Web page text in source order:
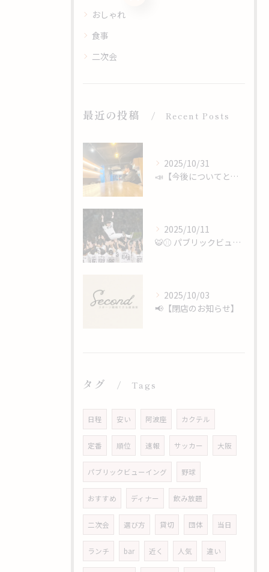
おしゃれ
食事
二次会
最近の投稿 Recent Posts
2025/10/31
📣【今後についてと、心からのありがとうを】
2025/10/11
🐯⚾️ パブリックビューイング開催 ⚾️🐯
2025/10/03
📢【閉店のお知らせ】
タグ Tags
日程 安い 阿波座 カクテル
定番 順位 速報 サッカー 大阪
パブリックビューイング 野球
おすすめ ディナー 飲み放題
二次会 選び方 貸切 団体 当日
ランチ bar 近く 人気 違い